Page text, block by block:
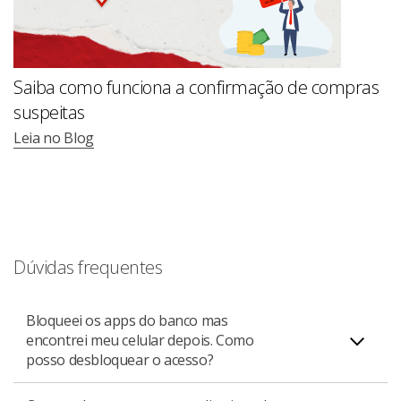
Saiba como funciona a confirmação de compras
suspeitas
Leia no Blog
Dúvidas frequentes
Bloqueei os apps do banco mas
encontrei meu celular depois. Como
posso desbloquear o acesso?